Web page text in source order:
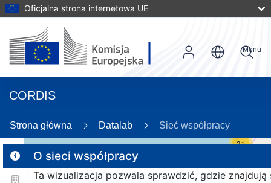
Oficjalna strona internetowa UE
CORDIS
Menu
Strona główna Datalab Sieć współpracy
O sieci współpracy
Ta wizualizacja pozwala sprawdzić, gdzie znajdują
31